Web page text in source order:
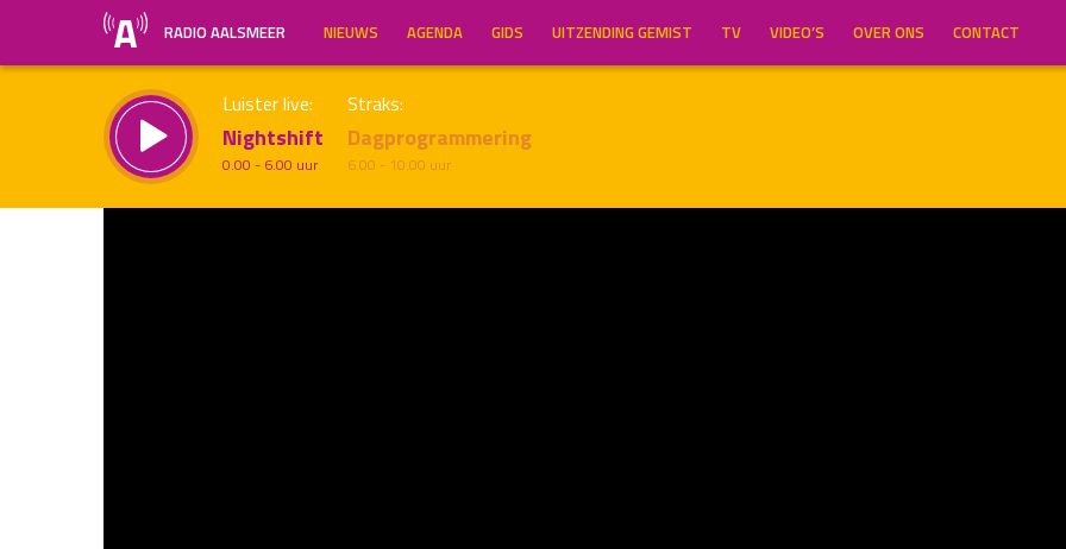
RADIO AALSMEER NIEUWS AGENDA GIDS UITZENDING GEMIST TV VIDEO’S OVER ONS CONTACT
Luister live:
Nightshift
0.00 - 6.00 uur
Straks:
Dagprogrammering
6.00 - 10.00 uur